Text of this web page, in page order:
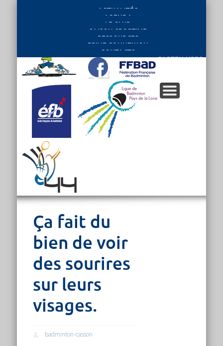
ACTUALITÉS
AGENDA
LE CLUB
SAISON SPORTIVE
RESSOURCES
PRIVE CONNEXION
CONTACTS
PARTENAIRES
Ça fait du
bien de voir
des sourires
sur leurs
visages.
badminton-casson